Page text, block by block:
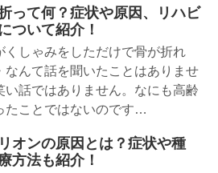
って何？症状や原因、リハビ
ついて紹介！
くしゃみをしただけで骨が折れ
なんて話を聞いたことはありませ
い話ではありません。なにも高齢
たことではないのです…
オンの原因とは？症状や種
方法も紹介！